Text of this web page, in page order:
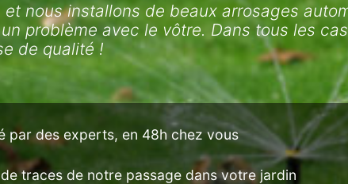
et nous installons de beaux arrosages
problème avec le vôtre. Dans tous les
dequalité !
par des experts, en 48h chez vous
de traces de notre passage dans votre jardin